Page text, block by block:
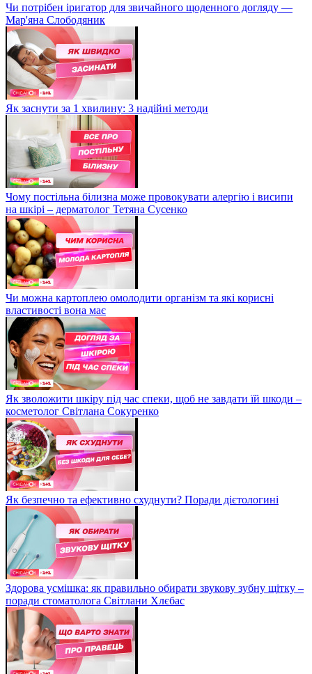
Чи потрібен іригатор для звичайного щоденного догляду —
Мар'яна Слободяник
Як заснути за 1 хвилину: 3 надійні методи
Чому постільна білизна може провокувати алергію і висипи
на шкірі – дерматолог Тетяна Сусенко
Чи можна картоплею омолодити організм та які корисні
властивості вона має
Як зволожити шкіру під час спеки, щоб не завдати їй шкоди –
косметолог Світлана Сокуренко
Як безпечно та ефективно схуднути? Поради дієтологині
Здорова усмішка: як правильно обирати звукову зубну щітку –
поради стоматолога Світлани Хлєбас